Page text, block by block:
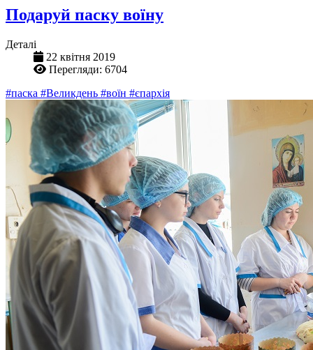
Подаруй паску воїну
Деталі
22 квітня 2019
Перегляди: 6704
#паска #Великдень #воїн #єпархія